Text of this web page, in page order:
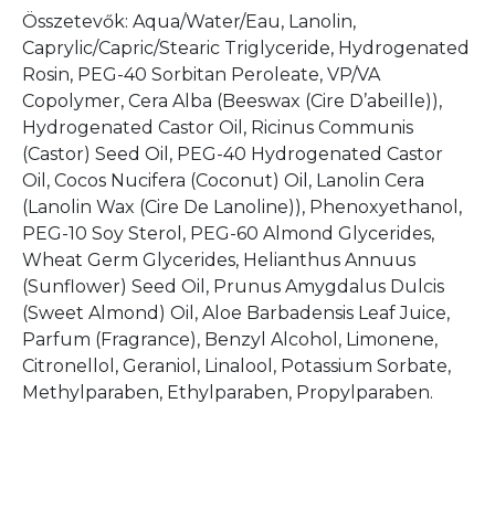
Összetevők: Aqua/Water/Eau, Lanolin,
Caprylic/Capric/Stearic Triglyceride, Hydrogenated
Rosin, PEG-40 Sorbitan Peroleate, VP/VA
Copolymer, Cera Alba (Beeswax (Cire D’abeille)),
Hydrogenated Castor Oil, Ricinus Communis
(Castor) Seed Oil, PEG-40 Hydrogenated Castor
Oil, Cocos Nucifera (Coconut) Oil, Lanolin Cera
(Lanolin Wax (Cire De Lanoline)), Phenoxyethanol,
PEG-10 Soy Sterol, PEG-60 Almond Glycerides,
Wheat Germ Glycerides, Helianthus Annuus
(Sunflower) Seed Oil, Prunus Amygdalus Dulcis
(Sweet Almond) Oil, Aloe Barbadensis Leaf Juice,
Parfum (Fragrance), Benzyl Alcohol, Limonene,
Citronellol, Geraniol, Linalool, Potassium Sorbate,
Methylparaben, Ethylparaben, Propylparaben.